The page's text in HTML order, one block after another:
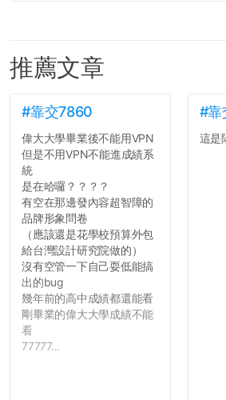
推薦文章
#靠交7860
偉大大學畢業後不能用VPN
但是不用VPN不能進成績系
統
是在哈囉？？？？
有空在那邊發內容超智障的
品牌形象問卷
（應該還是花學校預算外包
給台灣設計研究院做的）
沒有空管一下自己耍低能搞
出的bug
幾年前的高中成績都還能看
剛畢業的偉大大學成績不能
看
77777...
#靠
這是